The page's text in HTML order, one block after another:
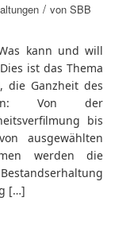
/ von SBB
kann und will
ist das Thema
die Ganzheit des
Von der
bis
ausgewählten
werden die
[…]